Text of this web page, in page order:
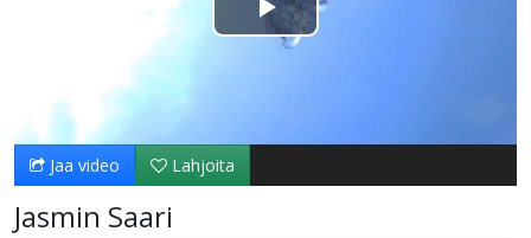
Toista
Jaa video Lahjoita
Jasmin Saari